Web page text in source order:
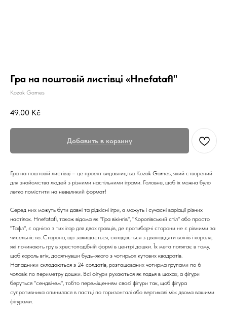
Гра на поштовій листівці «Hnefatafl"
Kozak Games
49.00 Kč
Добавить в корзину
Гра на поштовій листівці – це проект видавництва Kozak Games, який створений
для знайомства людей з різними настільними іграми. Головне, щоб їх можна було
легко помістити на невеликий формат!
Серед них можуть бути давні та рідкісні ігри, а можуть і сучасні варіації різних
настілок. Hnefatafl, також відома як "Гра вікінгів", "Королівський стіл" або просто
"Тафл", є однією з тих ігор для двох гравців, де протиборчі сторони не є рівними за
чисельністю. Сторона, що захищається, складається з дванадцяти воїнів і короля,
які починають гру в хрестоподібній формі в центрі дошки. Їх мета полягає в тому,
щоб король втік, досягнувши будь-якого з чотирьох кутових квадратів.
Нападники складаються з 24 солдатів, розташованих чотирма групами по 6
чоловік по периметру дошки. Всі фігури рухаються як ладья в шахах, а фігури
беруться "сендвічем", тобто переміщенням своєї фігури так, щоб фігура
супротивника опинилася в пастці по горизонталі або вертикалі між двома вашими
фігурами.